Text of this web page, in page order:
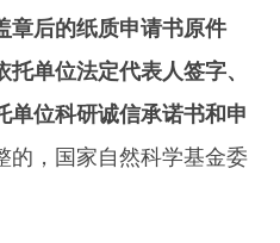
章后的纸质申请书原件
托单位法定代表人签字、
单位科研诚信承诺书和申
的，国家自然科学基金委